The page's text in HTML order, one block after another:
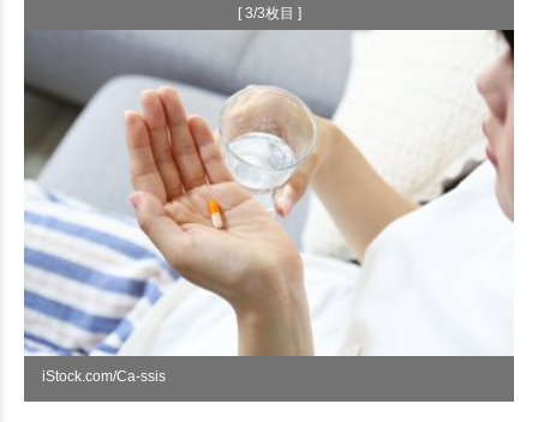
[ 3/3枚目 ]
iStock.com/Ca-ssis